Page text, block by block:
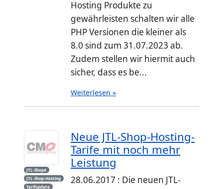
Hosting Produkte zu
gewährleisten schalten wir alle
PHP Versionen die kleiner als
8.0 sind zum 31.07.2023 ab.
Zudem stellen wir hiermit auch
sicher, dass es be...
Weiterlesen »
JTL-Shop4
JTL-Shop-Hosting
Tarifupdate
Neue JTL-Shop-Hosting-
Tarife mit noch mehr
Leistung
28.06.2017 : Die neuen JTL-